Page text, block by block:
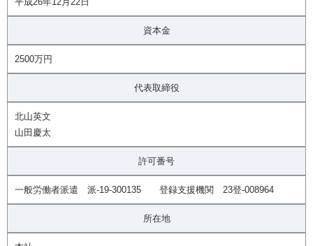
資本金
2500万円
代表取締役
北山英文
山田慶太
許可番号
一般労働者派遣 派-19-300135 登録支援機関 23登-008964
所在地